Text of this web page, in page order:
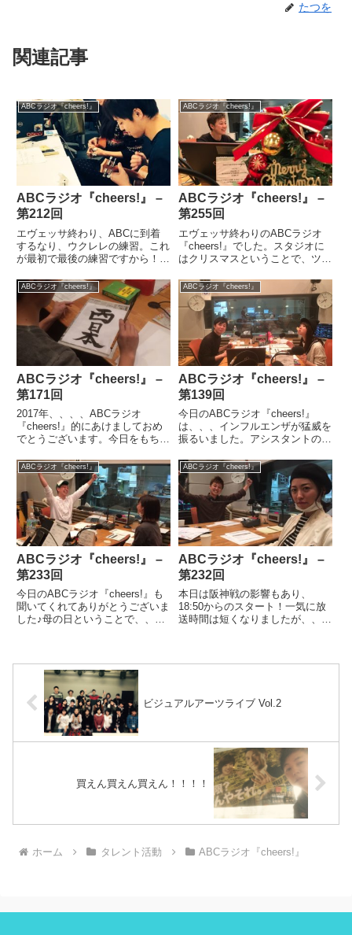
たつを
関連記事
ABCラジオ『cheers!』
ABCラジオ『cheers!』 –
第212回
エヴェッサ終わり、ABCに到着
するなり、ウクレレの練習。これ
が最初で最後の練習ですから！こ
ート分けすらしてないし、、、も
ういきなり背水の陣です。でもも
うやるしかないですからね。この
一週間、、、車で移動する機会
を...
ABCラジオ『cheers!』
ABCラジオ『cheers!』 –
第255回
エヴェッサ終わりのABCラジオ
『cheers!』でした。スタジオに
はクリスマスということで、ツリ
組、、、まぁ今は頑張りどこ
ろ、、、。こづやんが戻ってくる
まではなんとか乗り越えないと行
けない壁、、、。お便りで、男2
ABCラジオ『cheers!』
ABCラジオ『cheers!』 –
第171回
2017年、、、、ABCラジオ
『cheers!』的にあけましておめ
でとうございます。今日をもちま
５年目に突入しました。みなさ
ま、本当にありがとうございま
す！どうですか？お正月らしいこ
とやってますか？凧揚...
ABCラジオ『cheers!』
ABCラジオ『cheers!』 –
第139回
今日のABCラジオ『cheers!』
は、、、インフルエンザが猛威を
振るいました。アシスタントのジ
あの大男！ヨウヘイまでもがイン
フル！！！まじか！！！さらには
番組プロデューサーのベンゾウさ
んまでもが財布をなくした...
ABCラジオ『cheers!』
ABCラジオ『cheers!』 –
第233回
今日のABCラジオ『cheers!』も
聞いてくれてありがとうございま
した♪母の日ということで、、、
持ちですもんね。おかんにも感謝
しかありませんし、、、迷...
ABCラジオ『cheers!』
ABCラジオ『cheers!』 –
第232回
本日は阪神戦の影響もあり、
18:50からのスタート！一気に放
送時間は短くなりましたが、、、
ビジュアルアーツライブ Vol.2
買えん買えん買えん！！！！
ホーム タレント活動 ABCラジオ『cheers!』